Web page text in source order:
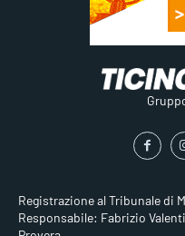
Registrazione al Tribunale di
Responsabile: Fabrizio Valenti